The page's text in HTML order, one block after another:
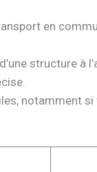
en
structure à
notamment si